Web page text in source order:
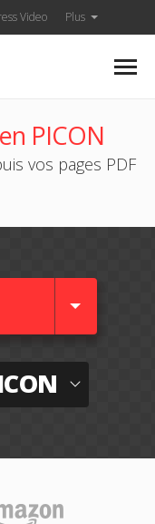
Video Plus
PICON
vos pages PDF